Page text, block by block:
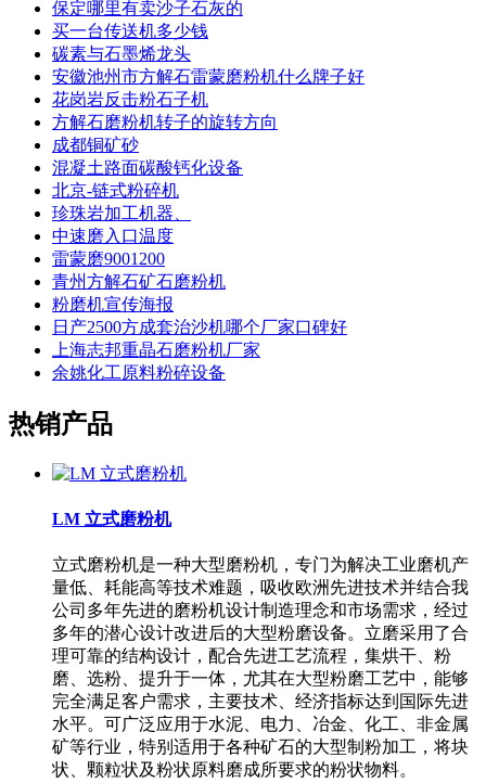
保定哪里有卖沙子石灰的
买一台传送机多少钱
碳素与石墨烯龙头
安徽池州市方解石雷蒙磨粉机什么牌子好
花岗岩反击粉石子机
方解石磨粉机转子的旋转方向
成都铜矿砂
混凝土路面碳酸钙化设备
北京-链式粉碎机
珍珠岩加工机器、
中速磨入口温度
雷蒙磨9001200
青州方解石矿石磨粉机
粉磨机宣传海报
日产2500方成套治沙机哪个厂家口碑好
上海志邦重晶石磨粉机厂家
余姚化工原料粉碎设备
热销产品
LM 立式磨粉机
立式磨粉机是一种大型磨粉机，专门为解决工业磨机产
量低、耗能高等技术难题，吸收欧洲先进技术并结合我
公司多年先进的磨粉机设计制造理念和市场需求，经过
多年的潜心设计改进后的大型粉磨设备。立磨采用了合
理可靠的结构设计，配合先进工艺流程，集烘干、粉
磨、选粉、提升于一体，尤其在大型粉磨工艺中，能够
完全满足客户需求，主要技术、经济指标达到国际先进
水平。可广泛应用于水泥、电力、冶金、化工、非金属
矿等行业，特别适用于各种矿石的大型制粉加工，将块
状、颗粒状及粉状原料磨成所要求的粉状物料。